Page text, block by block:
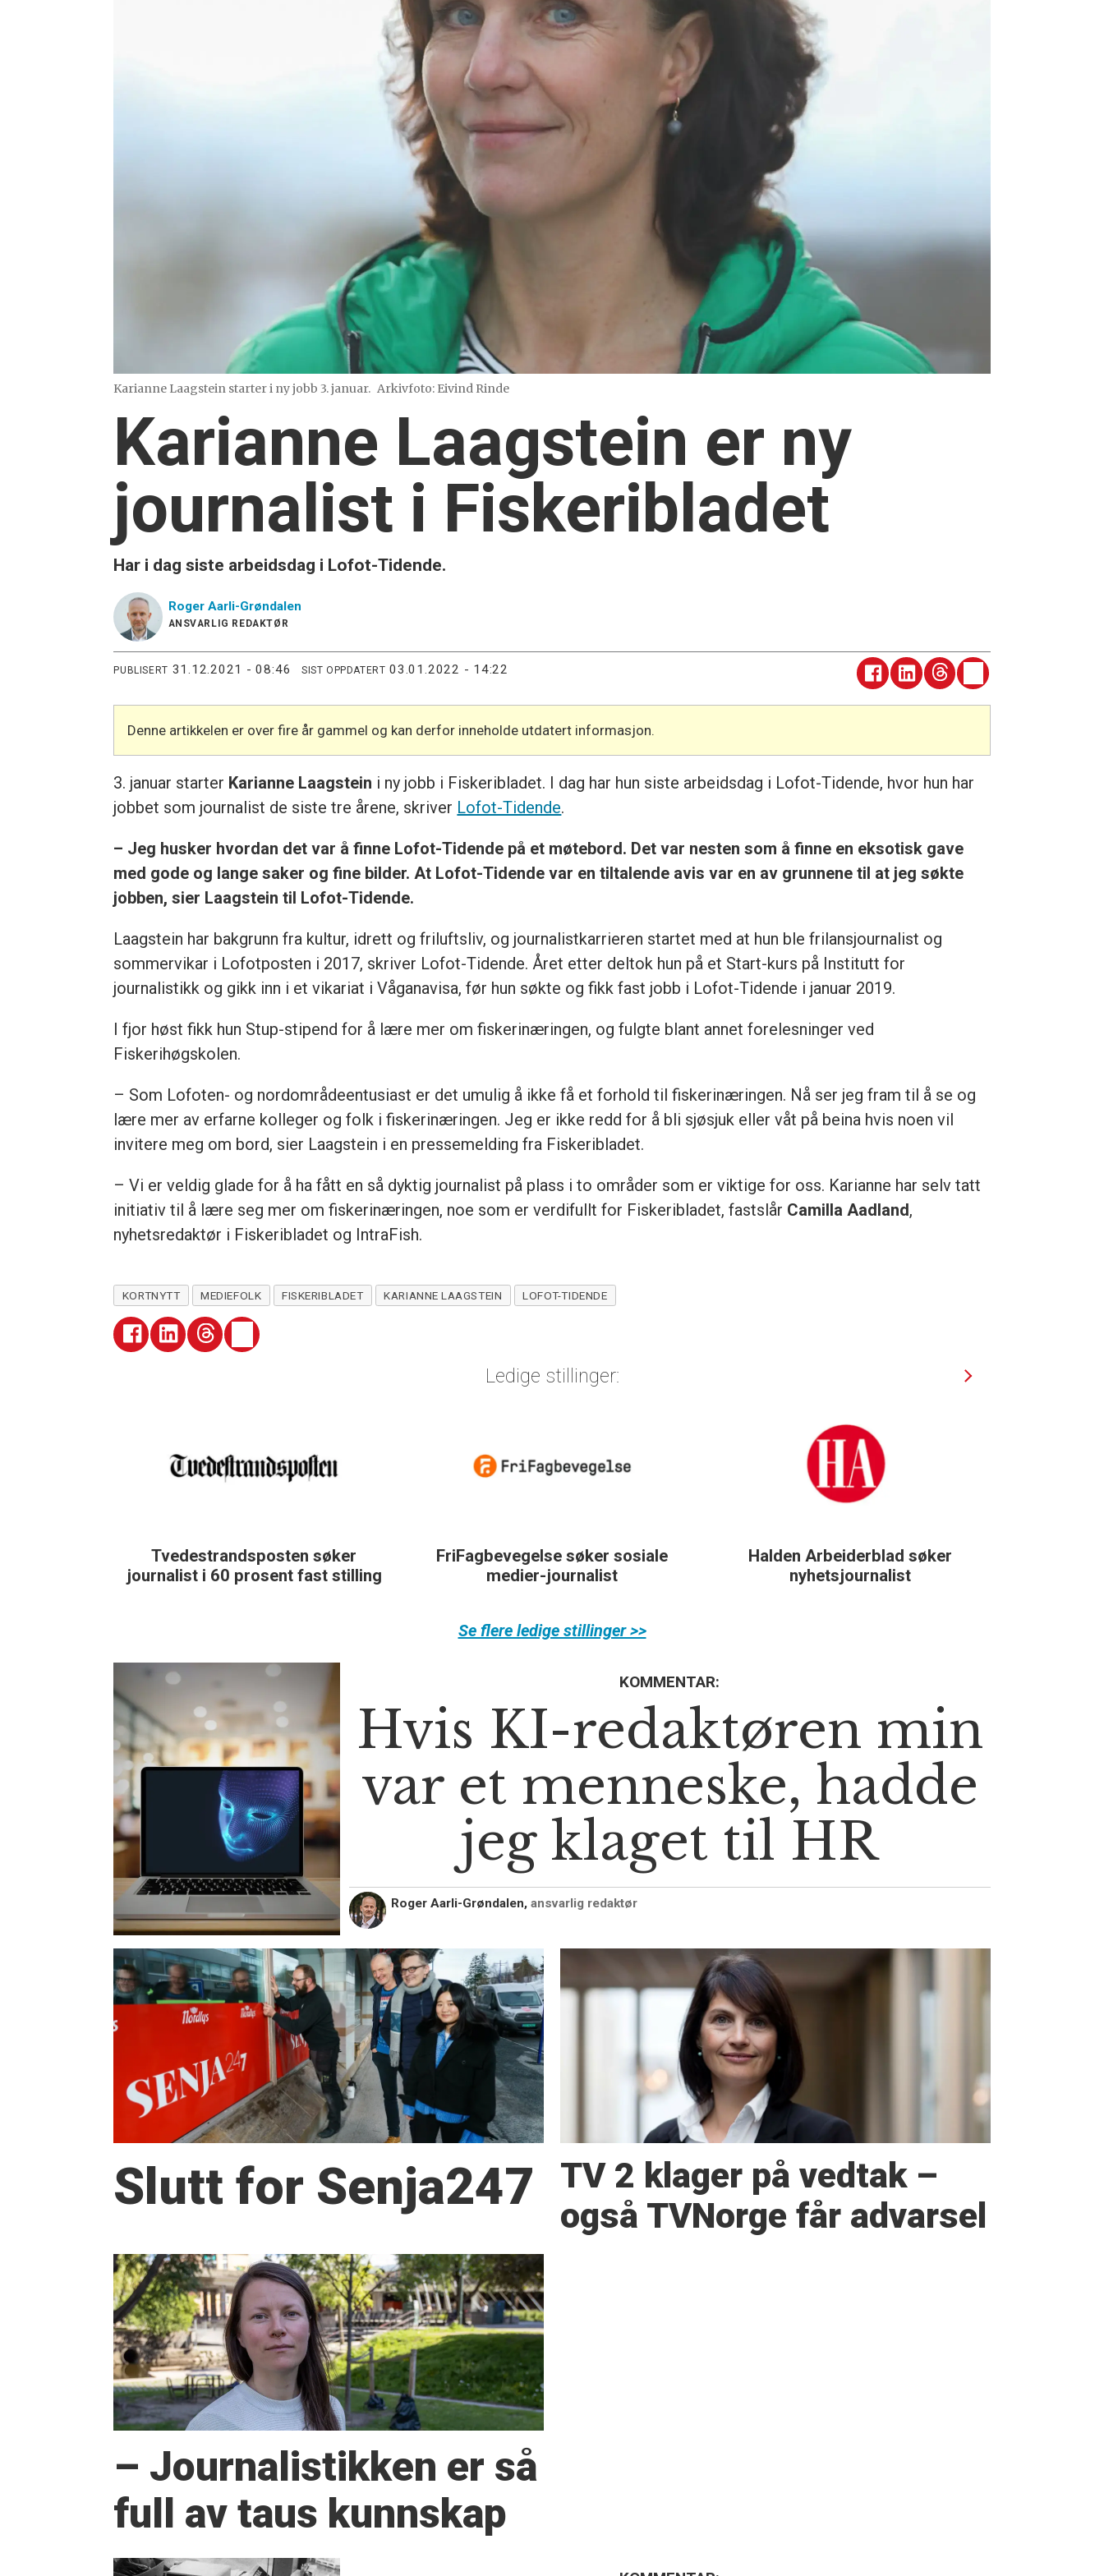
Karianne Laagstein starter i ny jobb 3. januar. Arkivfoto: Eivind Rinde
Karianne Laagstein er ny
journalist i Fiskeribladet
Har i dag siste arbeidsdag i Lofot-Tidende.
Roger Aarli-Grøndalen
ANSVARLIG REDAKTØR
PUBLISERT 31.12.2021 - 08:46 SIST OPPDATERT 03.01.2022 - 14:22
Denne artikkelen er over fire år gammel og kan derfor inneholde utdatert informasjon.
3. januar starter Karianne Laagstein i ny jobb i Fiskeribladet. I dag har hun siste arbeidsdag i Lofot-Tidende, hvor hun har
jobbet som journalist de siste tre årene, skriver Lofot-Tidende.
– Jeg husker hvordan det var å finne Lofot-Tidende på et møtebord. Det var nesten som å finne en eksotisk gave
med gode og lange saker og fine bilder. At Lofot-Tidende var en tiltalende avis var en av grunnene til at jeg søkte
jobben, sier Laagstein til Lofot-Tidende.
Laagstein har bakgrunn fra kultur, idrett og friluftsliv, og journalistkarrieren startet med at hun ble frilansjournalist og
sommervikar i Lofotposten i 2017, skriver Lofot-Tidende. Året etter deltok hun på et Start-kurs på Institutt for
journalistikk og gikk inn i et vikariat i Våganavisa, før hun søkte og fikk fast jobb i Lofot-Tidende i januar 2019.
I fjor høst fikk hun Stup-stipend for å lære mer om fiskerinæringen, og fulgte blant annet forelesninger ved
Fiskerihøgskolen.
– Som Lofoten- og nordområdeentusiast er det umulig å ikke få et forhold til fiskerinæringen. Nå ser jeg fram til å se og
lære mer av erfarne kolleger og folk i fiskerinæringen. Jeg er ikke redd for å bli sjøsjuk eller våt på beina hvis noen vil
invitere meg om bord, sier Laagstein i en pressemelding fra Fiskeribladet.
– Vi er veldig glade for å ha fått en så dyktig journalist på plass i to områder som er viktige for oss. Karianne har selv tatt
initiativ til å lære seg mer om fiskerinæringen, noe som er verdifullt for Fiskeribladet, fastslår Camilla Aadland,
nyhetsredaktør i Fiskeribladet og IntraFish.
KORTNYTT MEDIEFOLK FISKERIBLADET KARIANNE LAAGSTEIN LOFOT-TIDENDE
Ledige stillinger:
Tvedestrandsposten søker
journalist i 60 prosent fast stilling
FriFagbevegelse søker sosiale
medier-journalist
Halden Arbeiderblad søker
nyhetsjournalist
Se flere ledige stillinger >>
KOMMENTAR:
Hvis KI-redaktøren min
var et menneske, hadde
jeg klaget til HR
Roger Aarli-Grøndalen, ansvarlig redaktør
Slutt for Senja247
TV 2 klager på vedtak –
også TVNorge får advarsel
– Journalistikken er så
full av taus kunnskap